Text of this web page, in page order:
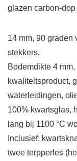
glazen carbon-
14 mm, 90 graden
stekkers.
Bodemdikte 4
kwaliteitsproduct,
waterleidingen,
100% kwartsglas,
lang bij 1100 °C
Inclusief:
twee terpperles